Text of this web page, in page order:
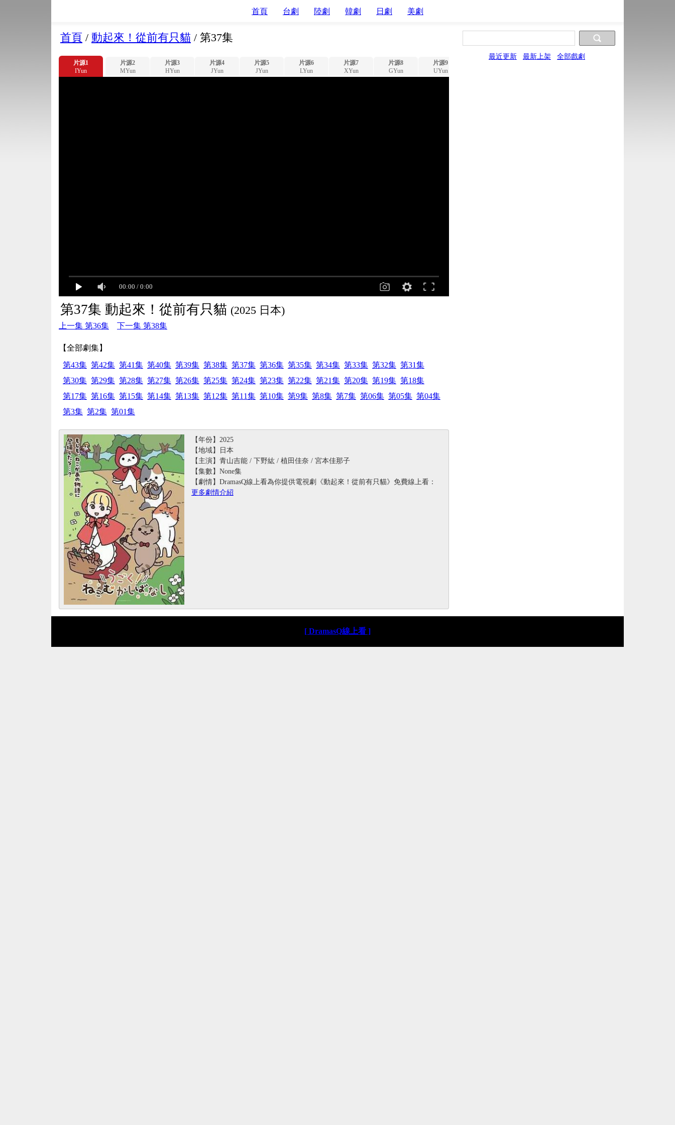
首頁 台劇 陸劇 韓劇 日劇 美劇
最近更新 最新上架 全部戲劇
首頁 / 動起來！從前有只貓 / 第37集
片源1
IYun
片源2
MYun
片源3
HYun
片源4
JYun
片源5
JYun
片源6
LYun
片源7
XYun
片源8
GYun
片源9
UYun
00:00 / 0:00
第37集 動起來！從前有只貓 (2025 日本)
上一集 第36集 下一集 第38集
【全部劇集】
第43集 第42集 第41集 第40集 第39集 第38集 第37集 第36集 第35集 第34集 第33集 第32集 第31集
第30集 第29集 第28集 第27集 第26集 第25集 第24集 第23集 第22集 第21集 第20集 第19集 第18集
第17集 第16集 第15集 第14集 第13集 第12集 第11集 第10集 第9集 第8集 第7集 第06集 第05集 第04集
第3集 第2集 第01集
【年份】2025
【地域】日本
【主演】青山吉能 / 下野紘 / 植田佳奈 / 宮本佳那子
【集數】None集
【劇情】DramasQ線上看為你提供電視劇《動起來！從前有只貓》免費線上看：
更多劇情介紹
[ DramasQ線上看 ]